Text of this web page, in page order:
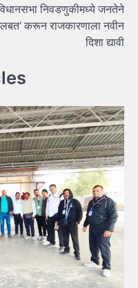
निवडणुकीमध्ये जनतेने
करून राजकारणाला नवीन
दिशा द्यावी